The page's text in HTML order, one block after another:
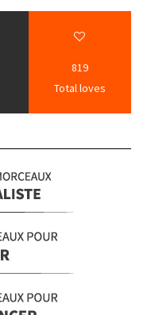
819
Total loves